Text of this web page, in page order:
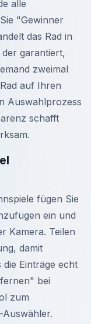
alle
"Gewinner
das Rad in
garantiert,
zweimal
auf Ihren
Auswahlprozess
schafft
fügen Sie
ein und
Kamera. Teilen
damit
Einträge echt
bei
zum